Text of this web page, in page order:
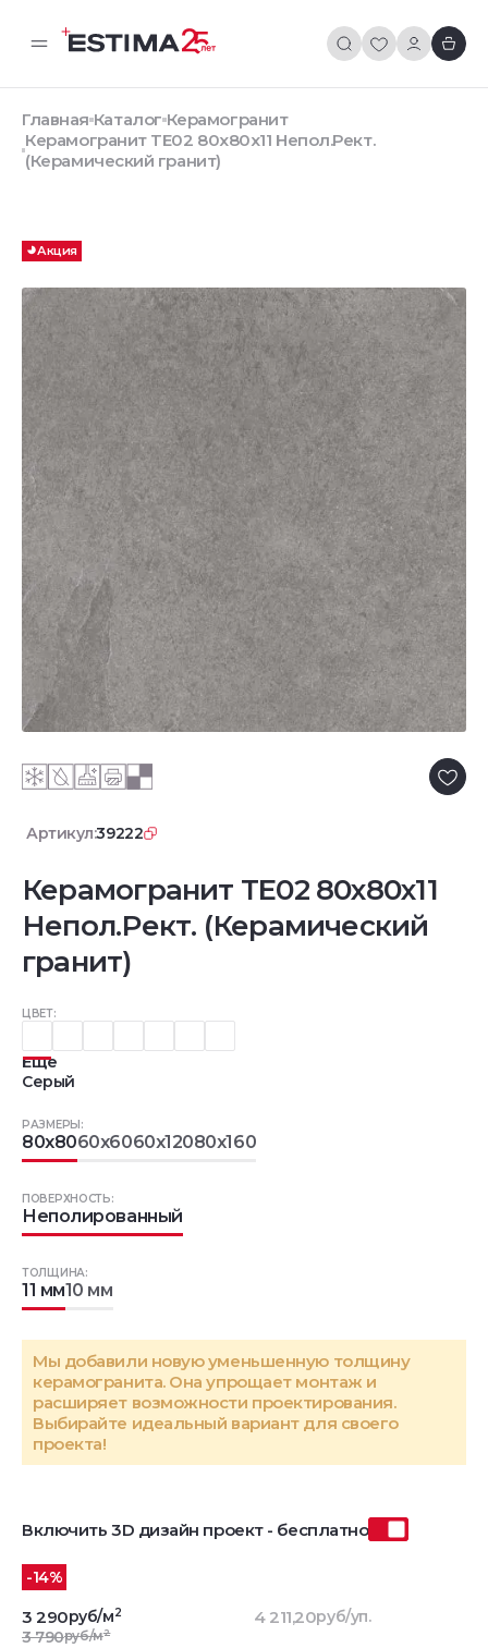
Главная Каталог Керамогранит
Керамогранит TE02 80x80x11 Непол.Рект.
(Керамический гранит)
Акция
Артикул:39222
Керамогранит TE02 80x80x11
Непол.Рект. (Керамический
гранит)
ЦВЕТ:
Еще
Серый
РАЗМЕРЫ:
80x8060x6060x12080x160
ТОЛЩИНА:
11 мм10 мм
ПОВЕРХНОСТЬ:
Неполированный
Мы добавили новую уменьшенную толщину
керамогранита. Она упрощает монтаж и
расширяет возможности проектирования.
Выбирайте идеальный вариант для своего
проекта!
Включить 3D дизайн проект - бесплатно
-14%
3 290руб/м2
3 790руб/м2
4 211,20руб/уп.